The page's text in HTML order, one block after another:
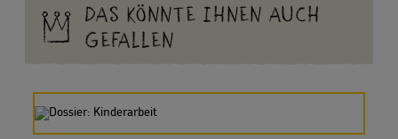
DAS KÖNNTE IHNEN AUCH
GEFALLEN